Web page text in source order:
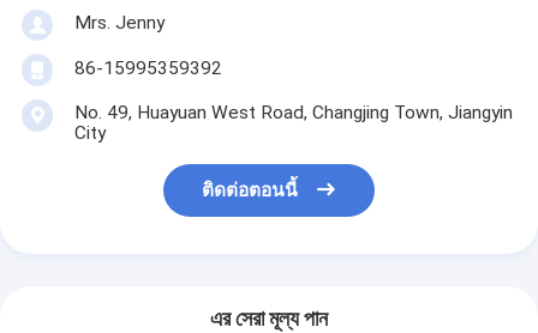
Mrs. Jenny
86-15995359392
No. 49, Huayuan West Road, Changjing Town, Jiangyin
City
ติดต่อตอนนี้
এর সেরা মূল্য পান